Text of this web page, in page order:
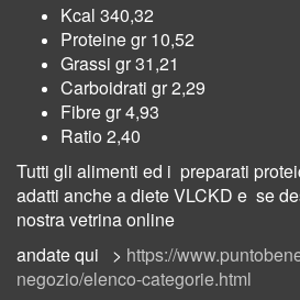
Kcal 340,32
Proteine gr 10,52
Grassi gr 31,21
Carboidrati gr 2,29
Fibre gr 4,93
Ratio 2,40
Tutti gli alimenti ed i preparati
adatti anche a diete VLCKD e se
nostra vetrina online
andate qui > https://
negozio/elenco-categorie.html